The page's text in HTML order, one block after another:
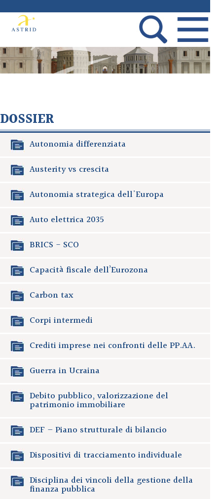
DOSSIER
Autonomia differenziata
Austerity vs crescita
Autonomia strategica dell'Europa
Auto elettrica 2035
BRICS - SCO
Capacità fiscale dell’Eurozona
Carbon tax
Corpi intermedi
Crediti imprese nei confronti delle PP.AA.
Guerra in Ucraina
Debito pubblico, valorizzazione del
patrimonio immobiliare
DEF – Piano strutturale di bilancio
Dispositivi di tracciamento individuale
Disciplina dei vincoli della gestione della
finanza pubblica